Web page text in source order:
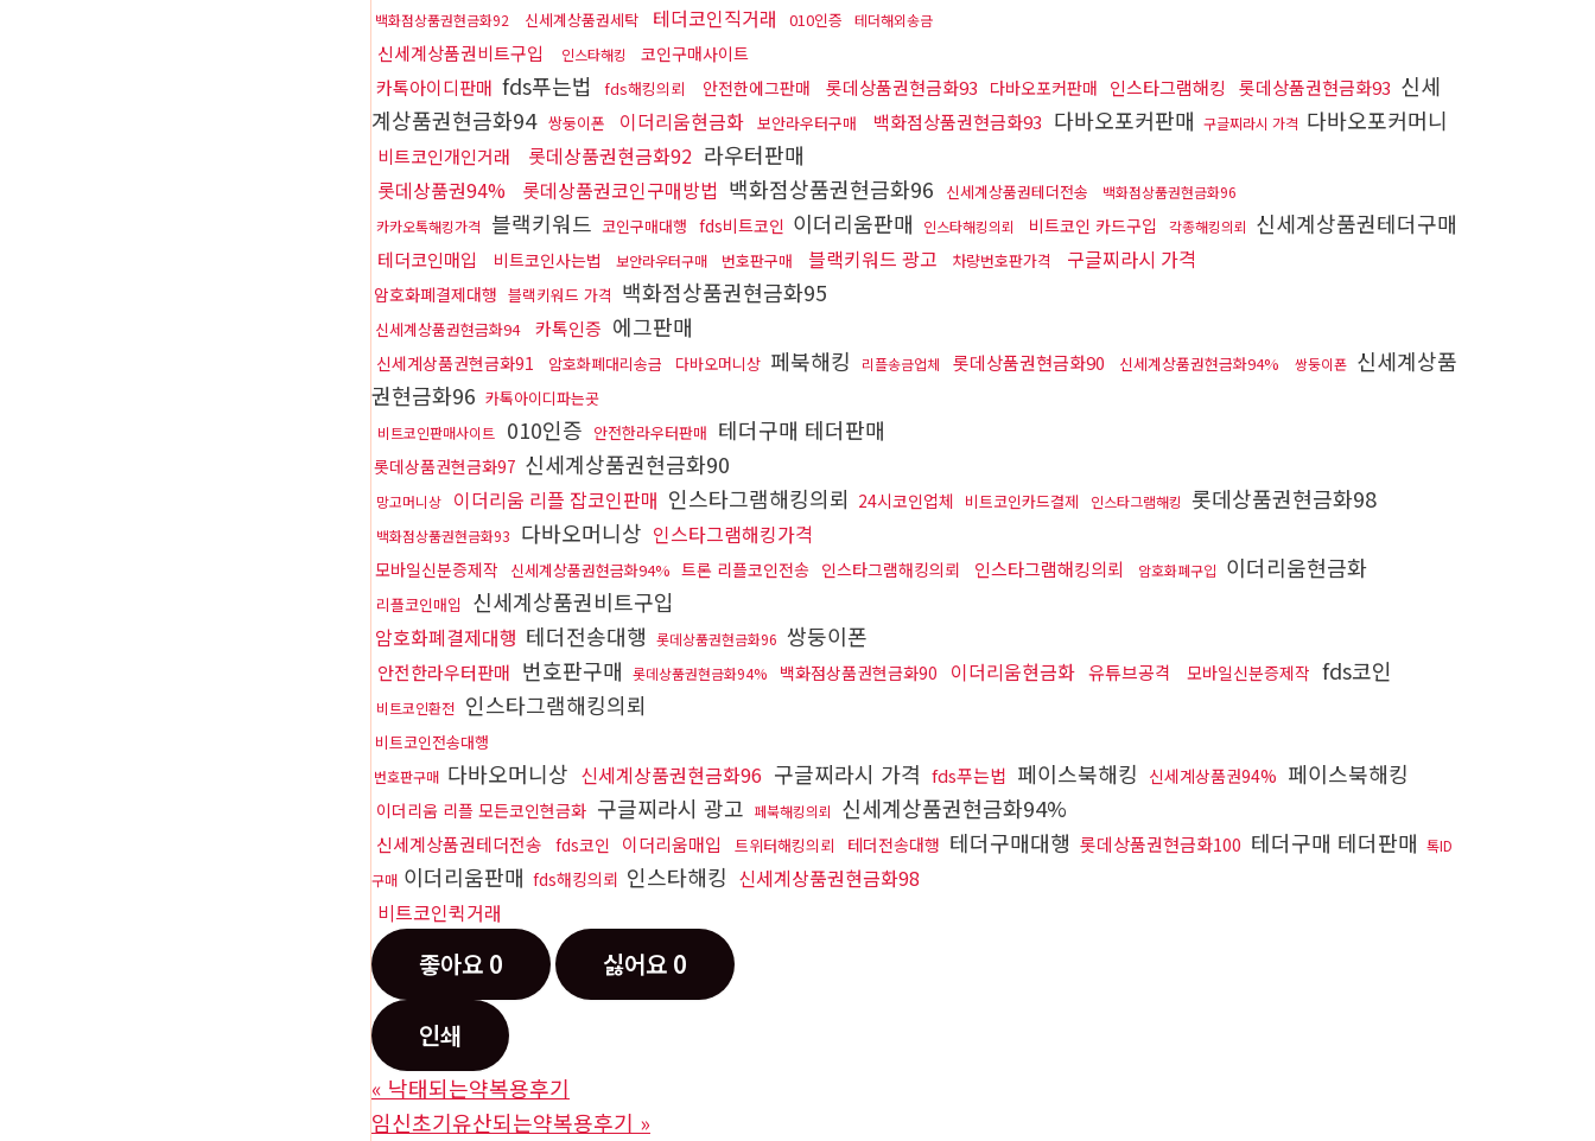
백화점상품권현금화92 신세계상품권세탁 테더코인직거래 010인증 테더해외송금
신세계상품권비트구입 인스타해킹 코인구매사이트
카톡아이디판매 fds푸는법 fds해킹의뢰 안전한에그판매 롯데상품권현금화93 다바오포커판매 인스타그램해킹 롯데상품권현금화93 신세
계상품권현금화94 쌍둥이폰 이더리움현금화 보안라우터구매 백화점상품권현금화93 다바오포커판매 구글찌라시 가격 다바오포커머니
비트코인개인거래 롯데상품권현금화92 라우터판매
롯데상품권94% 롯데상품권코인구매방법 백화점상품권현금화96 신세계상품권테더전송
백화점상품권현금화96
카카오톡해킹가격
블랙키워드 코인구매대행 fds비트코인 이더리움판매 인스타해킹의뢰 비트코인 카드구입 각종해킹의뢰 신세계상품권테더구매
테더코인매입 비트코인사는법 보안라우터구매 번호판구매 블랙키워드 광고 차량번호판가격 구글찌라시 가격
암호화폐결제대행 블랙키워드 가격 백화점상품권현금화95
신세계상품권현금화94 카톡인증 에그판매
신세계상품권현금화91 암호화폐대리송금 다바오머니상 페북해킹 리플송금업체 롯데상품권현금화90 신세계상품권현금화94% 쌍둥이폰 신세계상품
권현금화96 카톡아이디파는곳
비트코인판매사이트 010인증 안전한라우터판매 테더구매 테더판매
롯데상품권현금화97 신세계상품권현금화90
망고머니상 이더리움 리플 잡코인판매 인스타그램해킹의뢰 24시코인업체 비트코인카드결제 인스타그램해킹 롯데상품권현금화98
백화점상품권현금화93 다바오머니상 인스타그램해킹가격
모바일신분증제작 신세계상품권현금화94% 트론 리플코인전송 인스타그램해킹의뢰 인스타그램해킹의뢰 암호화폐구입 이더리움현금화
리플코인매입 신세계상품권비트구입
암호화폐결제대행 테더전송대행 롯데상품권현금화96 쌍둥이폰
안전한라우터판매 번호판구매 롯데상품권현금화94% 백화점상품권현금화90 이더리움현금화 유튜브공격 모바일신분증제작 fds코인
비트코인환전 인스타그램해킹의뢰
비트코인전송대행
번호판구매 다바오머니상 신세계상품권현금화96 구글찌라시 가격 fds푸는법 페이스북해킹 신세계상품권94% 페이스북해킹
이더리움 리플 모든코인현금화 구글찌라시 광고 페북해킹의뢰 신세계상품권현금화94%
신세계상품권테더전송 fds코인 이더리움매입 트위터해킹의뢰 테더전송대행 테더구매대행 롯데상품권현금화100 테더구매 테더판매 톡ID
구매 이더리움판매 fds해킹의뢰 인스타해킹 신세계상품권현금화98
비트코인퀵거래
좋아요 0 싫어요 0
인쇄
« 낙태되는약복용후기
임신초기유산되는약복용후기 »